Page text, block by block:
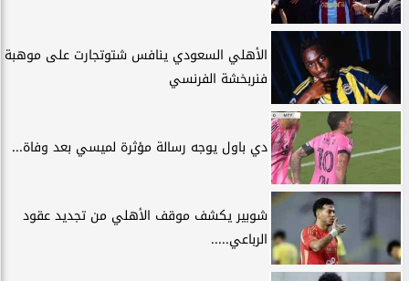
الأهلي السعودي ينافس شتوتجارت على موهبة
فنربخشة الفرنسي
دي باول يوجه رسالة مؤثرة لميسي بعد وفاة...
شوبير يكشف موقف الأهلي من تجديد عقود
الرباعي.....